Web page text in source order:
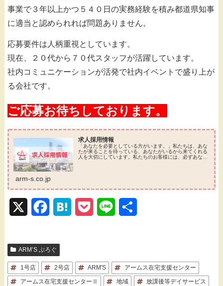
事業で３年以上かつ５４０日の実務経験を積み都道県知事
に適当と認められれば問題ありません。
応募要件は人柄重視としています。
現在、２０代から７０代スタッフが活躍しています。
社内コミュニケーションが活発で社内イベントで盛り上が
る会社です。
ご応募お待ちしております。
求人採用情報
「あなたを必要としている方がいます。」私たちは、あな
たが来ることを待っている、あなたがいるから来てくれる
人を大切にしています。私たちのお客様には、必ずあなた
arm-s.co.jp
c
e
b
e
n
k
e
e
ARM’S ぶろぐ
1号店 2号店 ARM'S
アームス在宅支援センター
アームス在宅支援センターⅡ
地域
放課後等デイサービス